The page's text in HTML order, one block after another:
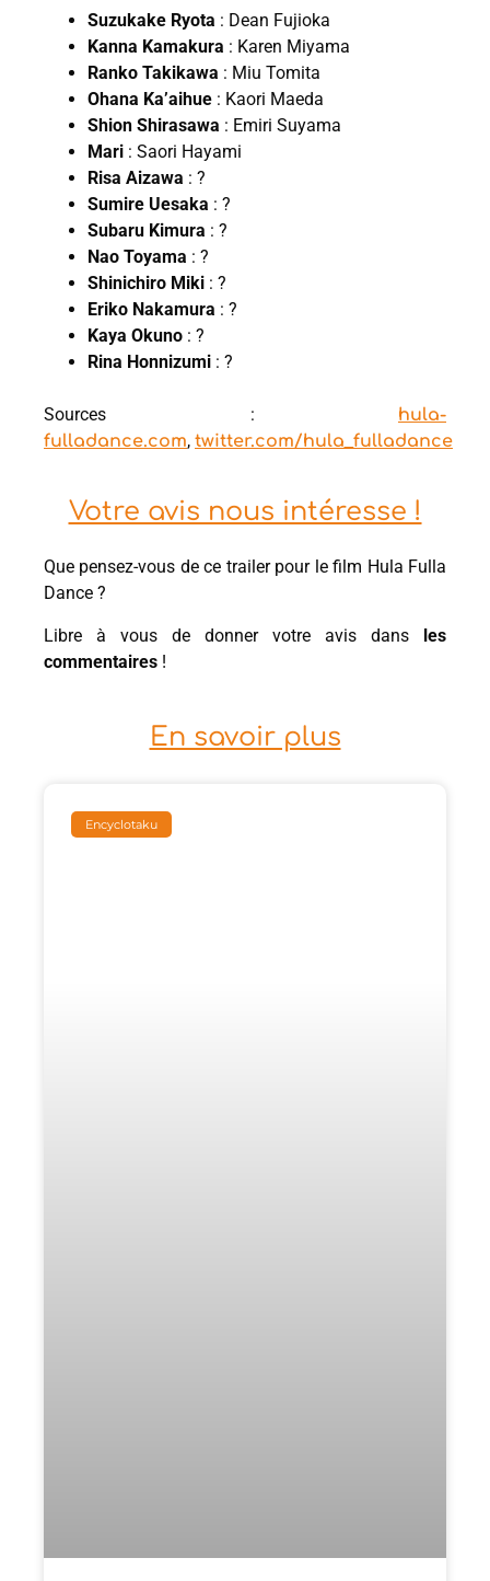
Suzukake Ryota : Dean Fujioka
Kanna Kamakura : Karen Miyama
Ranko Takikawa : Miu Tomita
Ohana Ka’aihue : Kaori Maeda
Shion Shirasawa : Emiri Suyama
Mari : Saori Hayami
Risa Aizawa : ?
Sumire Uesaka : ?
Subaru Kimura : ?
Nao Toyama : ?
Shinichiro Miki : ?
Eriko Nakamura : ?
Kaya Okuno : ?
Rina Honnizumi : ?
Sources : hula-
fulladance.com, twitter.com/hula_fulladance
Votre avis nous intéresse !
Que pensez-vous de ce trailer pour le film Hula Fulla
Dance ?
Libre à vous de donner votre avis dans les
commentaires !
En savoir plus
Encyclotaku